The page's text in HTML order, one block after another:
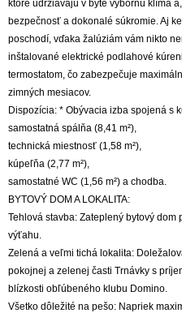
ktoré udržiavajú v byte výbornú klíma
bezpečnosť a dokonalé súkromie. Aj
poschodí, vďaka žalúziám vám nikto
inštalované elektrické podlahové
termostatom, čo zabezpečuje
zimných mesiacov.
Dispozícia: * Obývacia izba spojená s
samostatná spálňa (8,41 m²),
technická miestnosť (1,58 m²),
kúpeľňa (2,77 m²),
samostatné WC (1,56 m²) a chodba.
BYTOVÝ DOM A LOKALITA:
Tehlová stavba: Zateplený bytový
výťahu.
Zelená a veľmi tichá lokalita:
pokojnej a zelenej časti Trnávky s
blízkosti obľúbeného klubu Domino.
Všetko dôležité na pešo: Napriek